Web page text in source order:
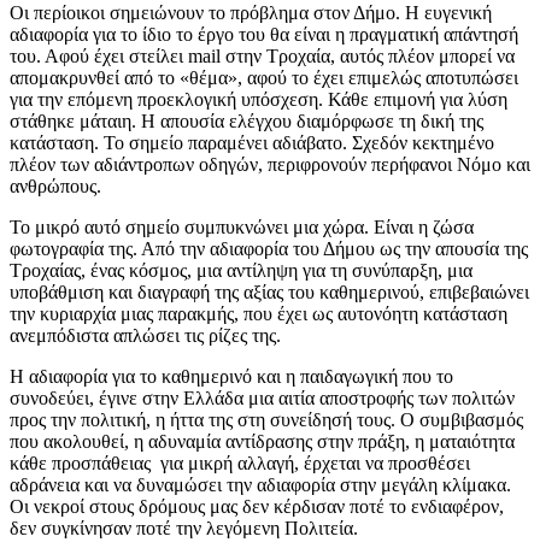
Οι περίοικοι σημειώνουν το πρόβλημα στον Δήμο. Η ευγενική
αδιαφορία για το ίδιο το έργο του θα είναι η πραγματική απάντησή
του. Αφού έχει στείλει mail στην Τροχαία, αυτός πλέον μπορεί να
απομακρυνθεί από το «θέμα», αφού το έχει επιμελώς αποτυπώσει
για την επόμενη προεκλογική υπόσχεση. Κάθε επιμονή για λύση
στάθηκε μάταιη. Η απουσία ελέγχου διαμόρφωσε τη δική της
κατάσταση. Το σημείο παραμένει αδιάβατο. Σχεδόν κεκτημένο
πλέον των αδιάντροπων οδηγών, περιφρονούν περήφανοι Νόμο και
ανθρώπους.
Το μικρό αυτό σημείο συμπυκνώνει μια χώρα. Είναι η ζώσα
φωτογραφία της. Από την αδιαφορία του Δήμου ως την απουσία της
Τροχαίας, ένας κόσμος, μια αντίληψη για τη συνύπαρξη, μια
υποβάθμιση και διαγραφή της αξίας του καθημερινού, επιβεβαιώνει
την κυριαρχία μιας παρακμής, που έχει ως αυτονόητη κατάσταση
ανεμπόδιστα απλώσει τις ρίζες της.
Η αδιαφορία για το καθημερινό και η παιδαγωγική που το
συνοδεύει, έγινε στην Ελλάδα μια αιτία αποστροφής των πολιτών
προς την πολιτική, η ήττα της στη συνείδησή τους. Ο συμβιβασμός
που ακολουθεί, η αδυναμία αντίδρασης στην πράξη, η ματαιότητα
κάθε προσπάθειας για μικρή αλλαγή, έρχεται να προσθέσει
αδράνεια και να δυναμώσει την αδιαφορία στην μεγάλη κλίμακα.
Οι νεκροί στους δρόμους μας δεν κέρδισαν ποτέ το ενδιαφέρον,
δεν συγκίνησαν ποτέ την λεγόμενη Πολιτεία.